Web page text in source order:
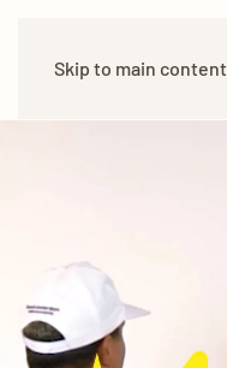
Skip to main content